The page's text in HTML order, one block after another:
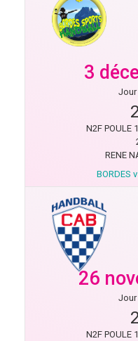
3
Jour
N2F POULE
RENE
BORDES
26
Jour
N2F POULE